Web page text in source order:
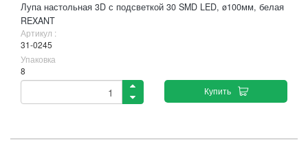
Лупа настольная 3D с подсветкой 30 SMD LED, ø100мм, белая
REXANT
Артикул :
31-0245
Упаковка
8
Купить